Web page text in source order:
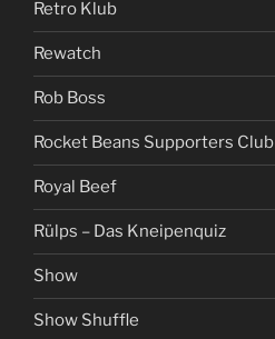
Retro Klub
Rewatch
Rob Boss
Rocket Beans Supporters Club
Royal Beef
Rülps – Das Kneipenquiz
Show
Show Shuffle